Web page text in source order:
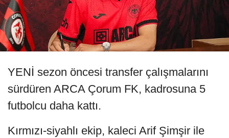
YENİ sezon öncesi transfer çalışmalarını
sürdüren ARCA Çorum FK, kadrosuna 5
futbolcu daha kattı.
Kırmızı-siyahlı ekip, kaleci Arif Şimşir ile